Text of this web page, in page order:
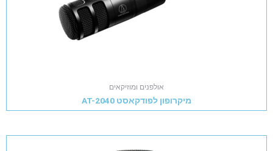
אולפנים ומוזיקאים
מיקרופון לפודקאסט AT-2040